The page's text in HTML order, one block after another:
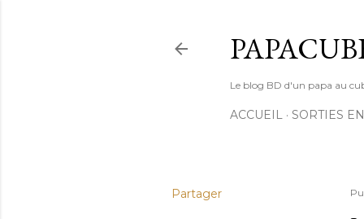
Le blog BD d'un papa au
ACCUEIL SORTIES
Partager